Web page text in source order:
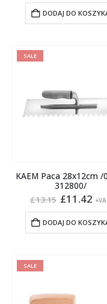
wynosiła:
£6.48.
DODAJ DO
SALE
KAEM Paca 28x12cm /
312800/
£13.15
wynosiła:
£13.15.
£11.42
DODAJ DO
SALE